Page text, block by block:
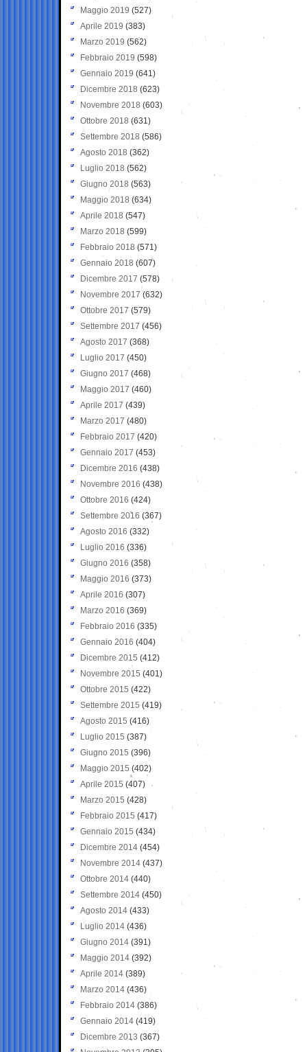
Maggio 2019 (527)
Aprile 2019 (383)
Marzo 2019 (562)
Febbraio 2019 (598)
Gennaio 2019 (641)
Dicembre 2018 (623)
Novembre 2018 (603)
Ottobre 2018 (631)
Settembre 2018 (586)
Agosto 2018 (362)
Luglio 2018 (562)
Giugno 2018 (563)
Maggio 2018 (634)
Aprile 2018 (547)
Marzo 2018 (599)
Febbraio 2018 (571)
Gennaio 2018 (607)
Dicembre 2017 (578)
Novembre 2017 (632)
Ottobre 2017 (579)
Settembre 2017 (456)
Agosto 2017 (368)
Luglio 2017 (450)
Giugno 2017 (468)
Maggio 2017 (460)
Aprile 2017 (439)
Marzo 2017 (480)
Febbraio 2017 (420)
Gennaio 2017 (453)
Dicembre 2016 (438)
Novembre 2016 (438)
Ottobre 2016 (424)
Settembre 2016 (367)
Agosto 2016 (332)
Luglio 2016 (336)
Giugno 2016 (358)
Maggio 2016 (373)
Aprile 2016 (307)
Marzo 2016 (369)
Febbraio 2016 (335)
Gennaio 2016 (404)
Dicembre 2015 (412)
Novembre 2015 (401)
Ottobre 2015 (422)
Settembre 2015 (419)
Agosto 2015 (416)
Luglio 2015 (387)
Giugno 2015 (396)
Maggio 2015 (402)
Aprile 2015 (407)
Marzo 2015 (428)
Febbraio 2015 (417)
Gennaio 2015 (434)
Dicembre 2014 (454)
Novembre 2014 (437)
Ottobre 2014 (440)
Settembre 2014 (450)
Agosto 2014 (433)
Luglio 2014 (436)
Giugno 2014 (391)
Maggio 2014 (392)
Aprile 2014 (389)
Marzo 2014 (436)
Febbraio 2014 (386)
Gennaio 2014 (419)
Dicembre 2013 (367)